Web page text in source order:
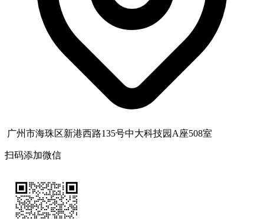
广州市海珠区新港西路135号中大科技园A座508室
扫码添加微信